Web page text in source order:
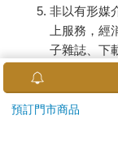
非以有形媒
上服務，
子雜誌、下
已拆封之個
若非上列種類
預訂門市商品